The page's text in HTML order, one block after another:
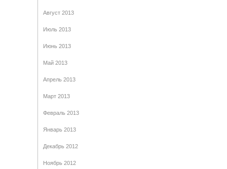
Август 2013
Июль 2013
Июнь 2013
Май 2013
Апрель 2013
Март 2013
Февраль 2013
Январь 2013
Декабрь 2012
Ноябрь 2012